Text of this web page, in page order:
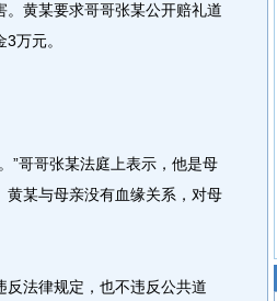
黄某要求哥哥张某公开赔礼道
万元。
哥哥张某法庭上表示，他是母
某与母亲没有血缘关系，对母
法律规定，也不违反公共道